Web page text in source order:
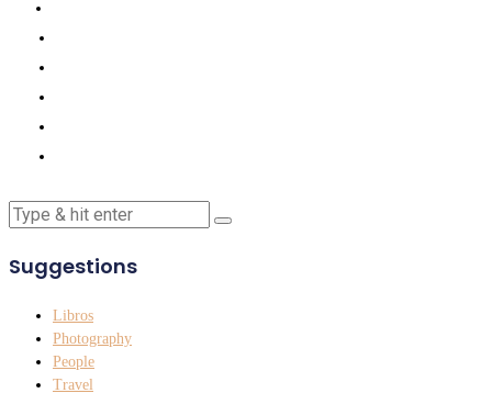
Suggestions
Libros
Photography
People
Travel